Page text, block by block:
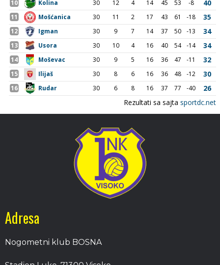
Adresa
Nogometni klub BOSNA